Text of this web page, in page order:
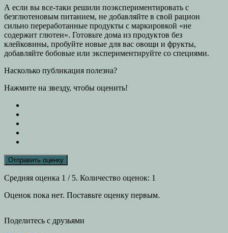
А если вы все-таки решили поэкспериментировать с
безглютеновым питанием, не добавляйте в свой рацион
сильно переработанные продукты с маркировкой «не
содержит глютен». Готовьте дома из продуктов без
клейковины, пробуйте новые для вас овощи и фрукты,
добавляйте бобовые или экспериментируйте со специями.
Насколько публикация полезна?
Нажмите на звезду, чтобы оценить!
Отправить оценку
Средняя оценка 1 / 5. Количество оценок: 1
Оценок пока нет. Поставьте оценку первым.
Поделитесь с друзьями